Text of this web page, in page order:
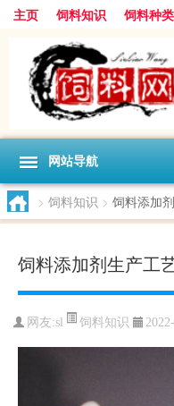
主页 饲料知识 饲料种类
网站导航
> 饲料知识 > 饲料添加
饲料添加剂生产工
网友:sl 饲料知识